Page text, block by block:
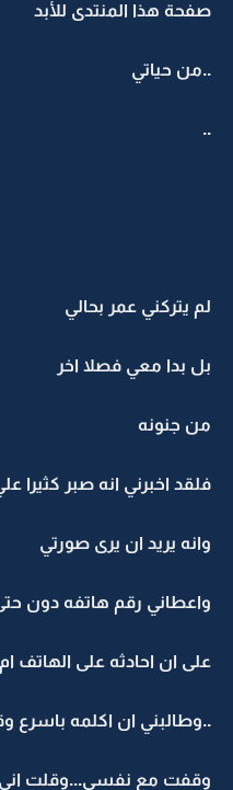
صفحة هذا المنتدى للأبد
..من حياتي
..
لم يتركني عمر بحالي
بل بدا معي فصلا اخر
من جنونه
فلقد اخبرني انه صبر كثيرا
وانه يريد ان يرى صورتي
واعطاني رقم هاتفه دون
على ان احادثه على الهاتف ام
..وطالبني ان اكلمه
وقفت مع نفسي...وقلت اني